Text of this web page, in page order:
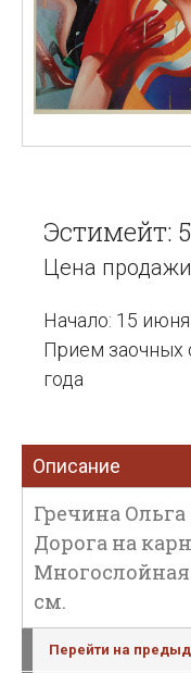
Эстимейт:
Цена
Начало: 15
Прием заочных
года
Описание
Гречина Ольга
Дорога на
Многослойная
см.
Перейти на